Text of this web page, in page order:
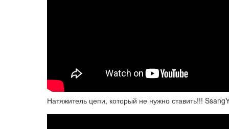
Натяжитель цепи, который не нужно ставить!!!